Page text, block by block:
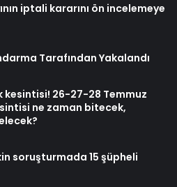
iptali kararını ön incelemeye
Tarafından Yakalandı
kesintisi! 26-27-28 Temmuz
ne zaman bitecek,
soruşturmada 15 şüpheli